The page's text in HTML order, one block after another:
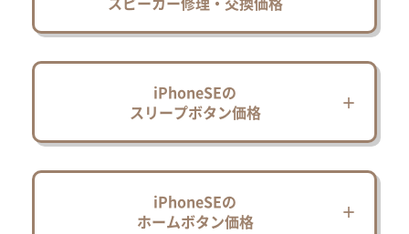
iPhoneSEの
スリープボタン価格
iPhoneSEの
ホームボタン価格